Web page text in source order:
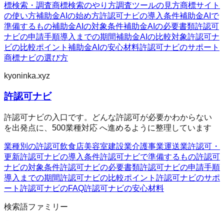
標検索・調査商標検索のやり方調査ツールの見方商標サイト
の使い方補助金AIの始め方許認可ナビの導入条件補助金AIで
準備するもの補助金AIの対象条件補助金AIの必要書類許認可
ナビの申請手順導入までの期間補助金AIの比較対象許認可ナ
ビの比較ポイント 補助金AIの安心材料許認可ナビのサポート
商標ナビの選び方
kyoninka.xyz
許認可ナビ
許認可ナビの入口です。どんな許認可が必要かわからない
を出発点に、500業種対応 へ進めるように整理しています
業種別の許認可飲食店美容室建設業介護事業運送業許認可・
更新許認可ナビの導入条件許認可ナビで準備するもの許認可
ナビの対象条件許認可ナビの必要書類許認可ナビの申請手順
導入までの期間許認可ナビの比較ポイント 許認可ナビのサポ
ート 許認可ナビのFAQ許認可ナビの安心材料
検索語ファミリー